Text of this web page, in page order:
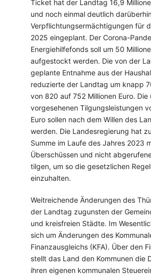
Ticket hat der Landtag 16,9
und noch einmal deutlich
Verpflichtungsermächtigungen für
2025 eingeplant. Der Corona-
Energiehilfefonds soll um 50
aufgestockt werden. Die von der
geplante Entnahme aus der
reduzierte der Landtag um knapp
von 820 auf 752 Millionen Euro. Die
vorgesehenen Tilgungsleistungen
Euro sollen nach dem Willen des
werden. Die Landesregierung hat
Summe im Laufe des Jahres 2023
Überschüssen und nicht
tilgen, um so die gesetzlichen
einzuhalten.
Weitreichende Änderungen des
der Landtag zugunsten der
und kreisfreien Städte. Im
sich um Änderungen des
Finanzausgleichs (KFA). Über den
stellt das Land den Kommunen die
ihren eigenen kommunalen